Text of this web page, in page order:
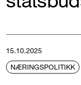
15.10.2025
NÆRINGSPOLITIKK